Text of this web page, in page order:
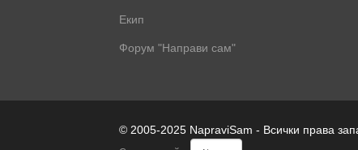
Екип
Форум "Направи сам"
© 2005-2025 NapraviSam - Всички права